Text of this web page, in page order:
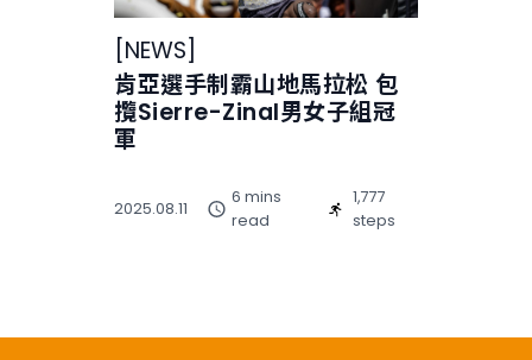
NEWS
肯亞選手制霸山地馬拉松 包
攬Sierre-Zinal男女子組冠
軍
2025.08.11
6 mins
read
1,777
steps